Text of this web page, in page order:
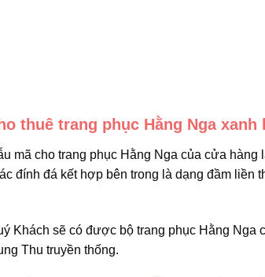
thuê trang phục Hằng Nga xanh
mã cho trang phục Hằng Nga của cửa hàng
đính đá kết hợp bên trong là dạng đầm liền
Khách sẽ có được bộ trang phục Hằng Nga
Thu truyền thống.